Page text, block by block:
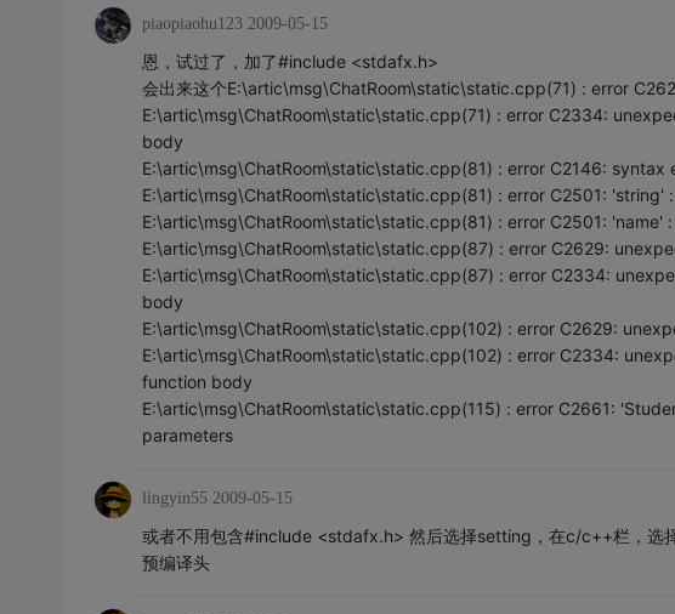
piaopiaohu123 2009-05-15
恩，试过了，加了#include <stdafx.h>
会出来这个E:\artic\msg\ChatRoom\static\static.cpp(71) : error
E:\artic\msg\ChatRoom\static\static.cpp(71) : error C2334:
body
E:\artic\msg\ChatRoom\static\static.cpp(81) : error C2146: syntax
E:\artic\msg\ChatRoom\static\static.cpp(81) : error C2501: 'string'
E:\artic\msg\ChatRoom\static\static.cpp(81) : error C2501: 'name'
E:\artic\msg\ChatRoom\static\static.cpp(87) : error C2629:
E:\artic\msg\ChatRoom\static\static.cpp(87) : error C2334:
body
E:\artic\msg\ChatRoom\static\static.cpp(102) : error C2629:
E:\artic\msg\ChatRoom\static\static.cpp(102) : error C2334:
function body
E:\artic\msg\ChatRoom\static\static.cpp(115) : error C2661:
parameters
lingyin55 2009-05-15
或者不用包含#include <stdafx.h> 然后选择setting，在c/c++栏，选
预编译头